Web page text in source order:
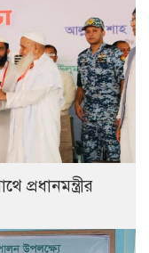
প্রধানমন্ত্রীর